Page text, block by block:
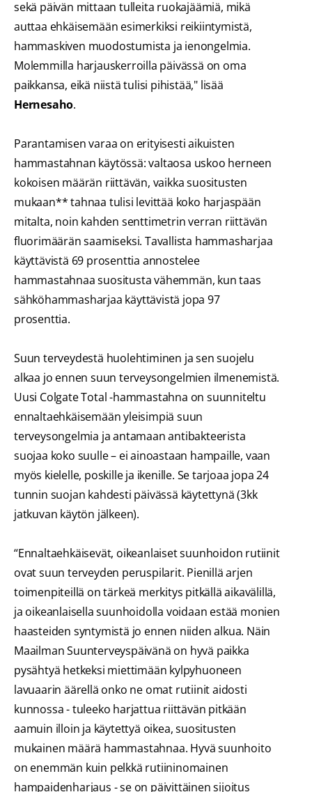
sekä päivän mittaan tulleita ruokajäämiä, mikä
auttaa ehkäisemään esimerkiksi reikiintymistä,
hammaskiven muodostumista ja ienongelmia.
Molemmilla harjauskerroilla päivässä on oma
paikkansa, eikä niistä tulisi pihistää," lisää
Hernesaho.
Parantamisen varaa on erityisesti aikuisten
hammastahnan käytössä: valtaosa uskoo herneen
kokoisen määrän riittävän, vaikka suositusten
mukaan** tahnaa tulisi levittää koko harjaspään
mitalta, noin kahden senttimetrin verran riittävän
fluorimäärän saamiseksi. Tavallista hammasharjaa
käyttävistä 69 prosenttia annostelee
hammastahnaa suositusta vähemmän, kun taas
sähköhammasharjaa käyttävistä jopa 97
prosenttia.
Suun terveydestä huolehtiminen ja sen suojelu
alkaa jo ennen suun terveysongelmien ilmenemistä.
Uusi Colgate Total -hammastahna on suunniteltu
ennaltaehkäisemään yleisimpiä suun
terveysongelmia ja antamaan antibakteerista
suojaa koko suulle – ei ainoastaan hampaille, vaan
myös kielelle, poskille ja ikenille. Se tarjoaa jopa 24
tunnin suojan kahdesti päivässä käytettynä (3kk
jatkuvan käytön jälkeen).
“Ennaltaehkäisevät, oikeanlaiset suunhoidon rutiinit
ovat suun terveyden peruspilarit. Pienillä arjen
toimenpiteillä on tärkeä merkitys pitkällä aikavälillä,
ja oikeanlaisella suunhoidolla voidaan estää monien
haasteiden syntymistä jo ennen niiden alkua. Näin
Maailman Suunterveyspäivänä on hyvä paikka
pysähtyä hetkeksi miettimään kylpyhuoneen
lavuaarin äärellä onko ne omat rutiinit aidosti
kunnossa - tuleeko harjattua riittävän pitkään
aamuin illoin ja käytettyä oikea, suositusten
mukainen määrä hammastahnaa. Hyvä suunhoito
on enemmän kuin pelkkä rutiininomainen
hampaidenharjaus - se on päivittäinen sijoitus